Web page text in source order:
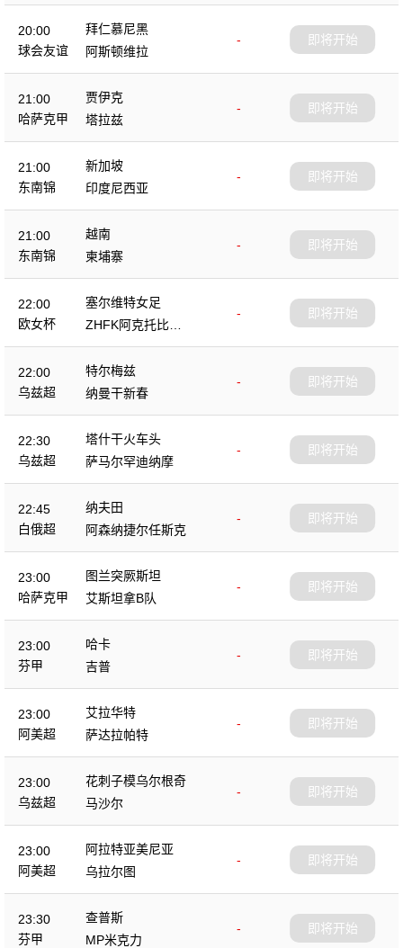
20:00
球会友谊
拜仁慕尼黑
-
阿斯顿维拉
即将开始
21:00
哈萨克甲
贾伊克
-
塔拉兹
即将开始
21:00
东南锦
新加坡
-
印度尼西亚
即将开始
21:00
东南锦
越南
-
柬埔寨
即将开始
22:00
欧女杯
塞尔维特女足
-
ZHFK阿克托比女
足
即将开始
22:00
乌兹超
特尔梅兹
-
纳曼干新春
即将开始
22:30
乌兹超
塔什干火车头
-
萨马尔罕迪纳摩
即将开始
22:45
白俄超
纳夫田
-
阿森纳捷尔任斯克
即将开始
23:00
哈萨克甲
图兰突厥斯坦
-
艾斯坦拿B队
即将开始
23:00
芬甲
哈卡
-
吉普
即将开始
23:00
阿美超
艾拉华特
-
萨达拉帕特
即将开始
23:00
乌兹超
花刺子模乌尔根奇
-
马沙尔
即将开始
23:00
阿美超
阿拉特亚美尼亚
-
乌拉尔图
即将开始
23:30
芬甲
查普斯
-
MP米克力
即将开始